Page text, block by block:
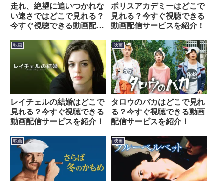
走れ、絶望に追いつかれな
い速さではどこで見れる？
今すぐ視聴できる動画配信
ポリスアカデミーはどこで
見れる？今すぐ視聴できる
動画配信サービスを紹介！
映画
レイチェルの結婚はどこで
見れる？今すぐ視聴できる
動画配信サービスを紹介！
映画
タロウのバカはどこで見れ
る？今すぐ視聴できる動画
配信サービスを紹介！
映画 映画